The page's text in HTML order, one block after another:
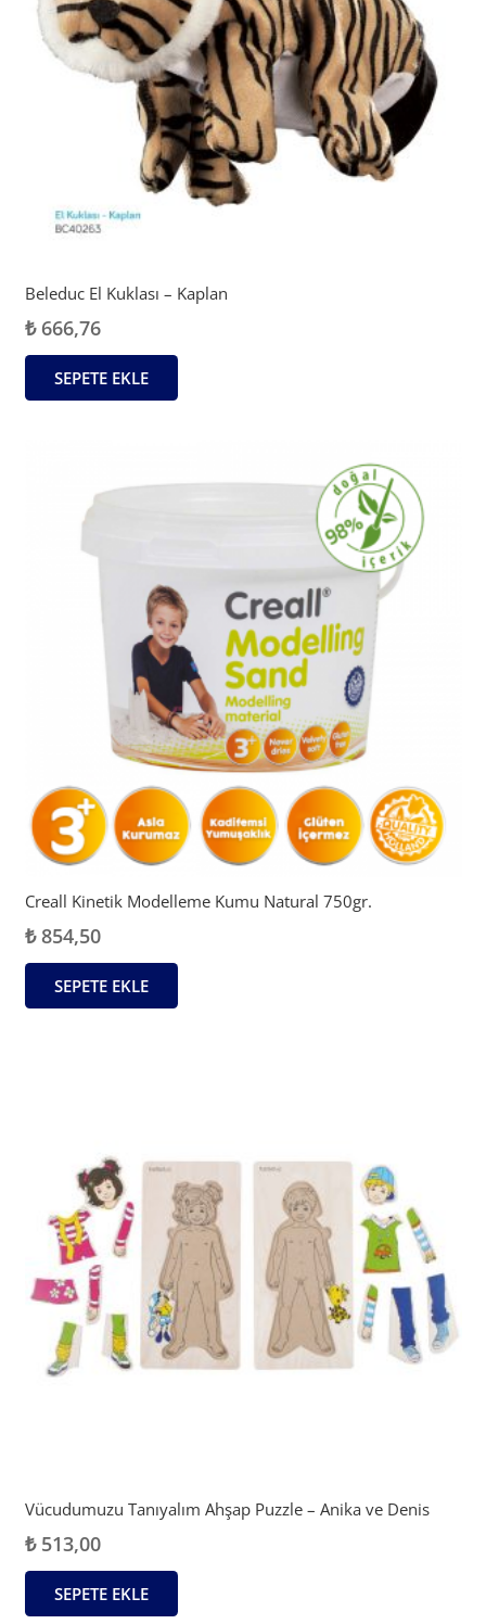
Beleduc El Kuklası – Kaplan
₺666,76
SEPETE EKLE
Creall Kinetik Modelleme Kumu Natural 750gr.
₺854,50
SEPETE EKLE
Vücudumuzu Tanıyalım Ahşap Puzzle – Anika ve Denis
₺513,00
SEPETE EKLE